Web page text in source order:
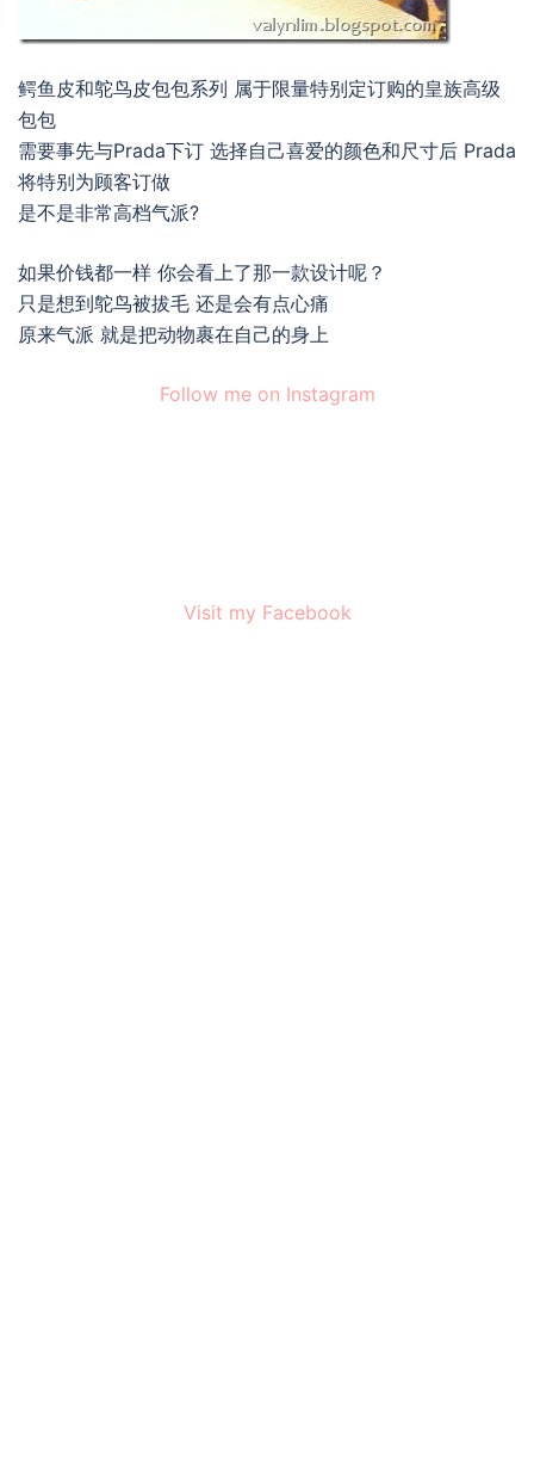
鳄鱼皮和鸵鸟皮包包系列 属于限量特别定订购的皇族高级
包包
需要事先与Prada下订 选择自己喜爱的颜色和尺寸后 Prada
将特别为顾客订做
是不是非常高档气派?
如果价钱都一样 你会看上了那一款设计呢？
只是想到鸵鸟被拔毛 还是会有点心痛
原来气派 就是把动物裹在自己的身上
Follow me on Instagram
Visit my Facebook